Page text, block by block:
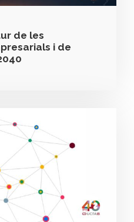
de les
i de